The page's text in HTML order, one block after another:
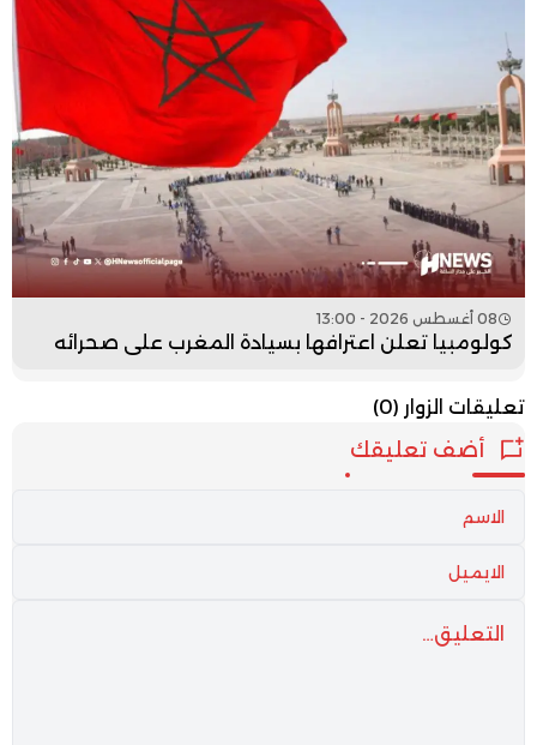
08 أغسطس 2026 - 13:00
كولومبيا تعلن اعترافها بسيادة المغرب على صحرائه
تعليقات الزوار (0)
أضف تعليقك